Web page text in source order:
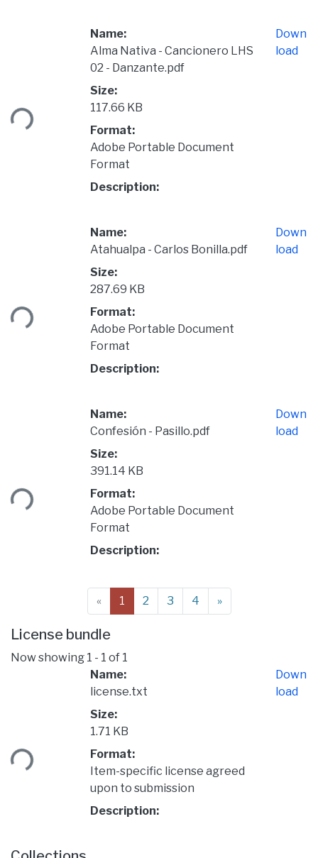
Name:
Alma Nativa - Cancionero LHS
02 - Danzante.pdf
Size:
117.66 KB
Format:
Adobe Portable Document
Format
Description:
Down
load
Name:
Atahualpa - Carlos Bonilla.pdf
Size:
287.69 KB
Format:
Adobe Portable Document
Format
Description:
Down
load
Name:
Confesión - Pasillo.pdf
Size:
391.14 KB
Format:
Adobe Portable Document
Format
Description:
Down
load
« 1 (current)
2 3 4 »
License bundle
Now showing 1 - 1 of 1
Name:
license.txt
Size:
1.71 KB
Format:
Item-specific license agreed
upon to submission
Description:
Down
load